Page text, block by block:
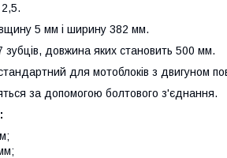
5 мм і ширину 382 мм.
зубців, довжина яких становить 500 мм.
для мотоблоків з двигуном
за допомогою болтового з'єднання.